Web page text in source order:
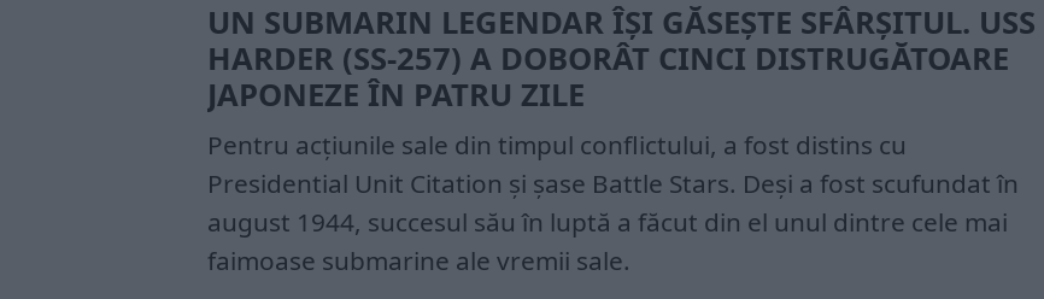
UN SUBMARIN LEGENDAR ÎȘI GĂSEȘTE SFÂRȘITUL. USS
HARDER (SS-257) A DOBORÂT CINCI DISTRUGĂTOARE
JAPONEZE ÎN PATRU ZILE
Pentru acțiunile sale din timpul conflictului, a fost distins cu
Presidential Unit Citation și șase Battle Stars. Deși a fost scufundat în
august 1944, succesul său în luptă a făcut din el unul dintre cele mai
faimoase submarine ale vremii sale.